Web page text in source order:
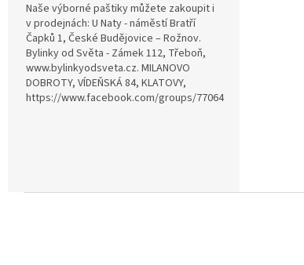
Naše výborné paštiky můžete zakoupit i
v prodejnách: U Naty - náměstí Bratří
Čapků 1, České Budějovice – Rožnov.
Bylinky od Světa - Zámek 112, Třeboň,
www.bylinkyodsveta.cz. MILANOVO
DOBROTY, VÍDEŇSKÁ 84, KLATOVY,
https://www.facebook.com/groups/770642815057689